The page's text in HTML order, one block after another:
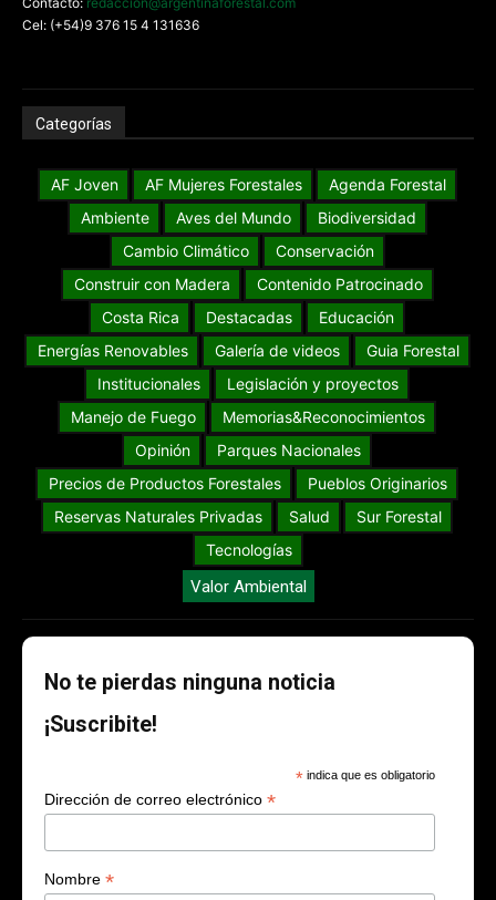
Cel: (+54)9 376 15 4 131636
Categorías
AF Joven AF Mujeres Forestales
Agenda Forestal
Ambiente
Aves del Mundo
Biodiversidad
Cambio Climático
Conservación
Construir con Madera
Contenido Patrocinado
Costa Rica
Destacadas
Educación
Energías Renovables
Galería de videos
Guia Forestal
Institucionales
Legislación y proyectos
Manejo de Fuego
Memorias&Reconocimientos
Opinión
Parques Nacionales
Precios de Productos Forestales
Pueblos Originarios
Reservas Naturales Privadas
Salud
Sur Forestal
Tecnologías
Valor Ambiental
No te pierdas ninguna noticia
¡Suscribite!
* indica que es obligatorio
Dirección de correo electrónico *
Nombre *